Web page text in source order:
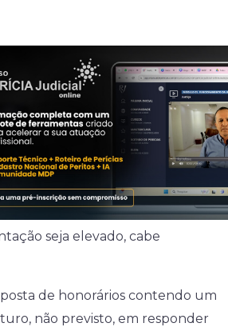
seja elevado, cabe
de honorários contendo um
não previsto, em responder